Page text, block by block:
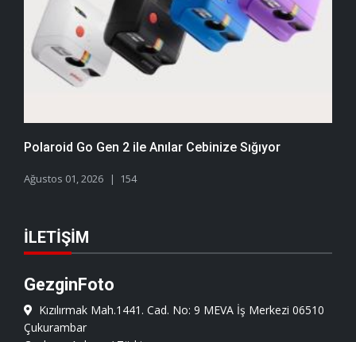
Polaroid Go Gen 2 ile Anılar Cebinize Sığıyor
Ağustos 01, 2026 154
İLETIŞIM
GezginFoto
Kızılırmak Mah.1441. Cad. No: 9 MEVA İş Merkezi 06510
Çukurambar